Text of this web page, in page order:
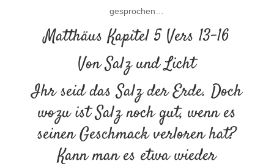
gesprochen…
Matthäus Kapitel 5 Vers 13-16
Von Salz und Licht
Ihr seid das Salz der Erde. Doch
wozu ist Salz noch gut, wenn es
seinen Geschmack verloren hat?
Kann man es etwa wieder